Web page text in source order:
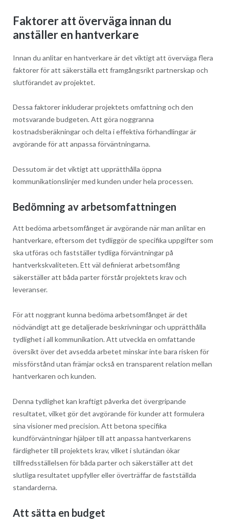
Faktorer att överväga innan du
anställer en hantverkare
Innan du anlitar en hantverkare är det viktigt att överväga flera
faktorer för att säkerställa ett framgångsrikt partnerskap och
slutförandet av projektet.
Dessa faktorer inkluderar projektets omfattning och den
motsvarande budgeten. Att göra noggranna
kostnadsberäkningar och delta i effektiva förhandlingar är
avgörande för att anpassa förväntningarna.
Dessutom är det viktigt att upprätthålla öppna
kommunikationslinjer med kunden under hela processen.
Bedömning av arbetsomfattningen
Att bedöma arbetsomfånget är avgörande när man anlitar en
hantverkare, eftersom det tydliggör de specifika uppgifter som
ska utföras och fastställer tydliga förväntningar på
hantverkskvaliteten. Ett väl definierat arbetsomfång
säkerställer att båda parter förstår projektets krav och
leveranser.
För att noggrant kunna bedöma arbetsomfånget är det
nödvändigt att ge detaljerade beskrivningar och upprätthålla
tydlighet i all kommunikation. Att utveckla en omfattande
översikt över det avsedda arbetet minskar inte bara risken för
missförstånd utan främjar också en transparent relation mellan
hantverkaren och kunden.
Denna tydlighet kan kraftigt påverka det övergripande
resultatet, vilket gör det avgörande för kunder att formulera
sina visioner med precision. Att betona specifika
kundförväntningar hjälper till att anpassa hantverkarens
färdigheter till projektets krav, vilket i slutändan ökar
tillfredsställelsen för båda parter och säkerställer att det
slutliga resultatet uppfyller eller överträffar de fastställda
standarderna.
Att sätta en budget